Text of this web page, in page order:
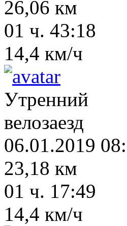
26,06 км
01 ч. 43:18
14,4 км/ч
Утренний
велозаезд
06.01.2019
23,18 км
01 ч. 17:49
14,4 км/ч